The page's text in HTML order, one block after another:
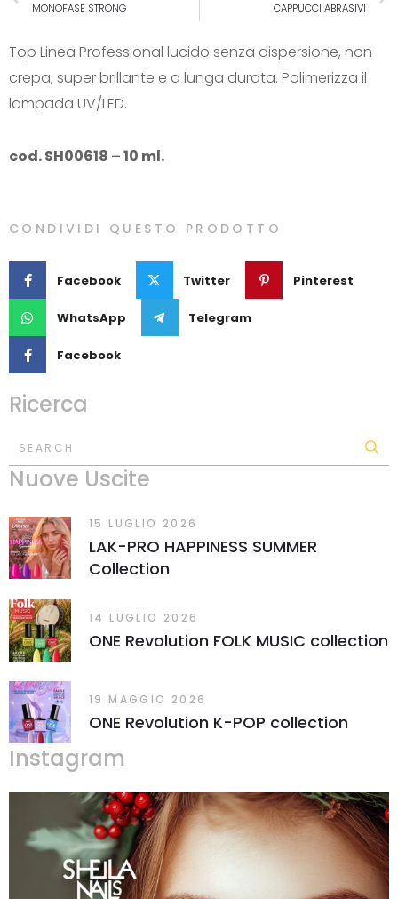
MONOFASE STRONG CAPPUCCI ABRASIVI
Top Linea Professional lucido senza dispersione, non
crepa, super brillante e a lunga durata. Polimerizza il
lampada UV/LED.
cod. SH00618 – 10 ml.
CONDIVIDI QUESTO PRODOTTO
Facebook Twitter Pinterest
WhatsApp Telegram
Facebook
Ricerca
SEARCH
Nuove Uscite
15 LUGLIO 2026
LAK-PRO HAPPINESS SUMMER
Collection
14 LUGLIO 2026
ONE Revolution FOLK MUSIC collection
19 MAGGIO 2026
ONE Revolution K-POP collection
Instagram